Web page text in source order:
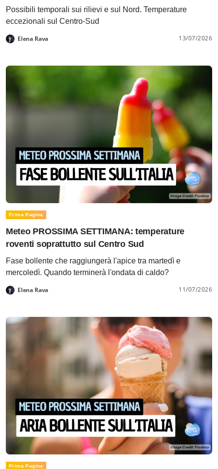
Possibili temporali sui rilievi e sul Nord. Temperature
eccezionali sul Centro-Sud
Elena Rava 13/07/2026
Prima Pagina
Meteo PROSSIMA SETTIMANA: temperature
roventi soprattutto sul Centro Sud
Fase bollente che raggiungerà l'apice tra martedì e
mercoledì. Quando terminerà l'ondata di caldo?
Elena Rava 11/07/2026
Prima Pagina